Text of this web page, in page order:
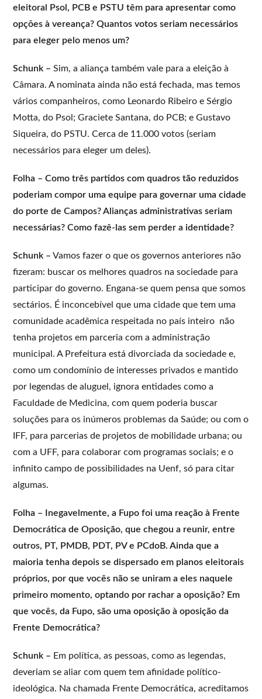
eleitoral Psol, PCB e PSTU têm para apresentar como
opções à vereança? Quantos votos seriam necessários
para eleger pelo menos um?
Schunk – Sim, a aliança também vale para a eleição à
Câmara. A nominata ainda não está fechada, mas temos
vários companheiros, como Leonardo Ribeiro e Sérgio
Motta, do Psol; Graciete Santana, do PCB; e Gustavo
Siqueira, do PSTU. Cerca de 11.000 votos (seriam
necessários para eleger um deles).
Folha – Como três partidos com quadros tão reduzidos
poderiam compor uma equipe para governar uma cidade
do porte de Campos? Alianças administrativas seriam
necessárias? Como fazê-las sem perder a identidade?
Schunk – Vamos fazer o que os governos anteriores não
fizeram: buscar os melhores quadros na sociedade para
participar do governo. Engana-se quem pensa que somos
sectários. É inconcebível que uma cidade que tem uma
comunidade acadêmica respeitada no país inteiro não
tenha projetos em parceria com a administração
municipal. A Prefeitura está divorciada da sociedade e,
como um condomínio de interesses privados e mantido
por legendas de aluguel, ignora entidades como a
Faculdade de Medicina, com quem poderia buscar
soluções para os inúmeros problemas da Saúde; ou com o
IFF, para parcerias de projetos de mobilidade urbana; ou
com a UFF, para colaborar com programas sociais; e o
infinito campo de possibilidades na Uenf, só para citar
algumas.
Folha – Inegavelmente, a Fupo foi uma reação à Frente
Democrática de Oposição, que chegou a reunir, entre
outros, PT, PMDB, PDT, PV e PCdoB. Ainda que a
maioria tenha depois se dispersado em planos eleitorais
próprios, por que vocês não se uniram a eles naquele
primeiro momento, optando por rachar a oposição? Em
que vocês, da Fupo, são uma oposição à oposição da
Frente Democrática?
Schunk – Em política, as pessoas, como as legendas,
deveriam se aliar com quem tem afinidade político-
ideológica. Na chamada Frente Democrática, acreditamos